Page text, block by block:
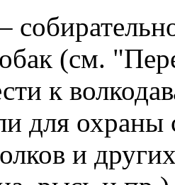
(см.
к
для
и